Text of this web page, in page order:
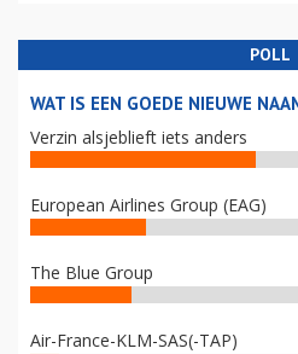
POLL
WAT IS EEN GOEDE NIEUWE
Verzin alsjeblieft iets anders
European Airlines Group (EAG)
The Blue Group
Air-France-KLM-SAS(-TAP)